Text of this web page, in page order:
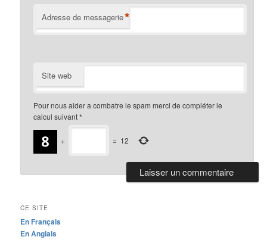
Adresse de messagerie*
Site web
Pour nous aider a combatre le spam merci de compléter le
calcul suivant*
+ = 12
CE SITE
En Français
En Anglais